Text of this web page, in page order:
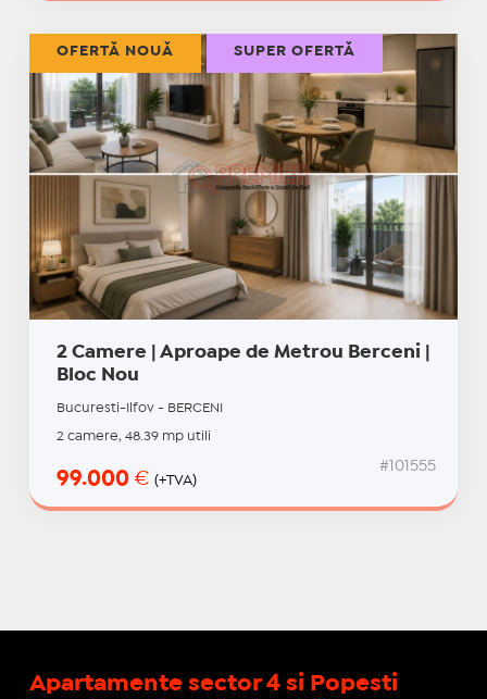
2 Camere | Aproape de Metrou Berceni |
Bloc Nou
Bucuresti-Ilfov - BERCENI
2 camere, 48.39 mp utili
99.000 € (+TVA)
#101555
OFERTĂ NOUĂ SUPER OFERTĂ
Apartamente sector 4 si Popesti